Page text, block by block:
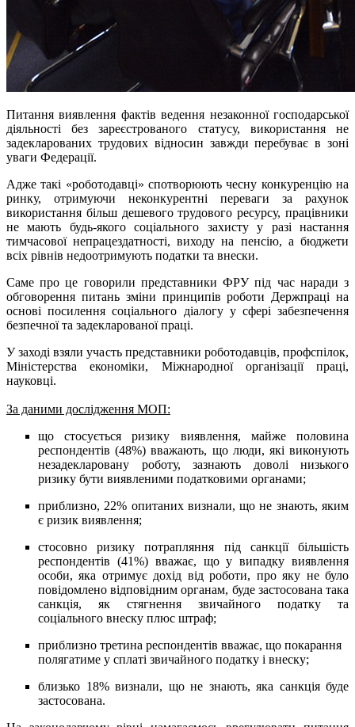
Питання виявлення фактів ведення незаконної господарської
діяльності без зареєстрованого статусу, використання не
задекларованих трудових відносин завжди перебуває в зоні
уваги Федерації.
Адже такі «роботодавці» спотворюють чесну конкуренцію на
ринку, отримуючи неконкурентні переваги за рахунок
використання більш дешевого трудового ресурсу, працівники
не мають будь-якого соціального захисту у разі настання
тимчасової непрацездатності, виходу на пенсію, а бюджети
всіх рівнів недоотримують податки та внески.
Саме про це говорили представники ФРУ під час наради з
обговорення питань зміни принципів роботи Держпраці на
основі посилення соціального діалогу у сфері забезпечення
безпечної та задекларованої праці.
У заході взяли участь представники роботодавців, профспілок,
Міністерства економіки, Міжнародної організації праці,
науковці.
За даними дослідження МОП:
що стосується ризику виявлення, майже половина
респондентів (48%) вважають, що люди, які виконують
незадекларовану роботу, зазнають доволі низького
ризику бути виявленими податковими органами;
приблизно, 22% опитаних визнали, що не знають, яким
є ризик виявлення;
стосовно ризику потрапляння під санкції більшість
респондентів (41%) вважає, що у випадку виявлення
особи, яка отримує дохід від роботи, про яку не було
повідомлено відповідним органам, буде застосована така
санкція, як стягнення звичайного податку та
соціального внеску плюс штраф;
приблизно третина респондентів вважає, що покарання
полягатиме у сплаті звичайного податку і внеску;
близько 18% визнали, що не знають, яка санкція буде
застосована.